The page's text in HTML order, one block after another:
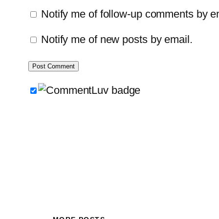
Notify me of follow-up comments by
Notify me of new posts by email.